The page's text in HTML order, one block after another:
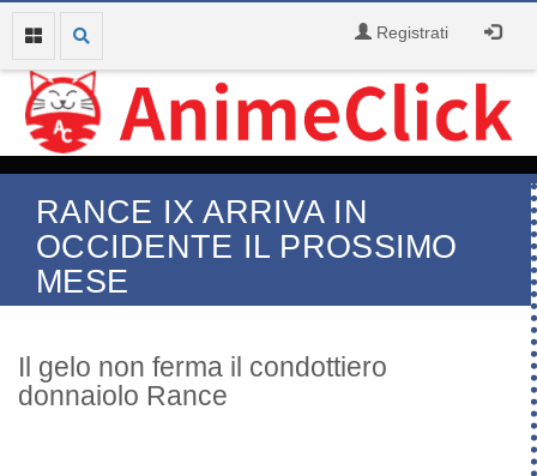
Registrati
RANCE IX ARRIVA IN
OCCIDENTE IL PROSSIMO
MESE
Il gelo non ferma il condottiero
donnaiolo Rance